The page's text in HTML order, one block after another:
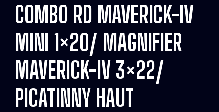
COMBO RD MAVERICK-IV
MINI 1×20/ MAGNIFIER
MAVERICK-IV 3×22/
PICATINNY HAUT